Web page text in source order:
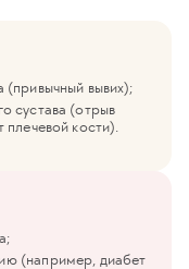
(привычный вывих);
сустава (отрыв
плечевой кости).
(например, диабет